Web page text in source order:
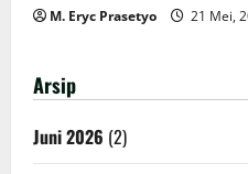
M. Eryc Prasetyo 21 Mei,
Arsip
Juni 2026 (2)